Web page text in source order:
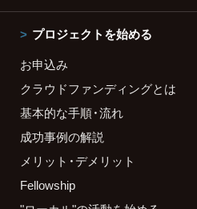
プロジェクトを始める
お申込み
クラウドファンディングとは
基本的な手順・流れ
成功事例の解説
メリット・デメリット
Fellowship